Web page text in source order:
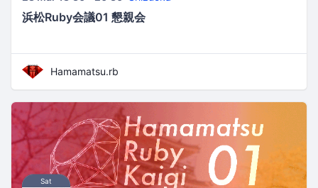
浜松Ruby会議01 懇親会
Hamamatsu.rb
Sat